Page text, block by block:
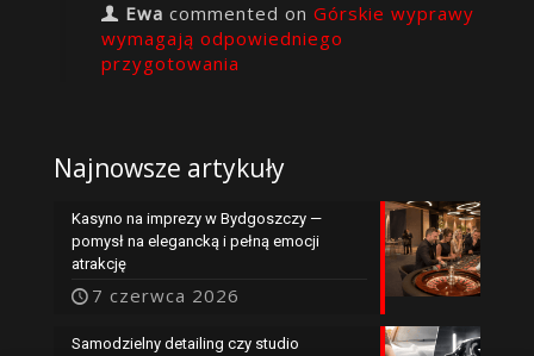
Ewa commented on Górskie wyprawy
wymagają odpowiedniego
przygotowania
Najnowsze artykuły
Kasyno na imprezy w Bydgoszczy —
pomysł na elegancką i pełną emocji
atrakcję
7 czerwca 2026
Samodzielny detailing czy studio